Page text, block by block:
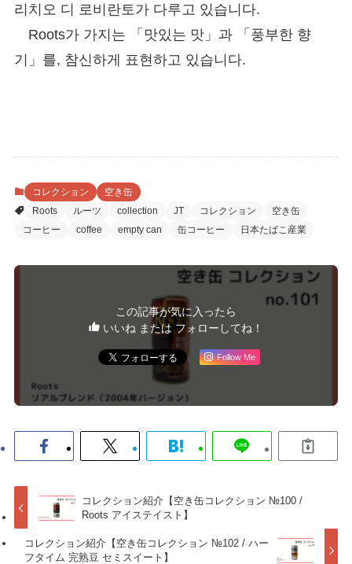
리치오 디 로비란토가 다루고 있습니다.
Roots가 가지는 「맛있는 맛」과 「풍부한 향
기」를, 참신하게 표현하고 있습니다.
コレクション
空き缶
Roots
ルーツ collection JT コレクション
空き缶
コーヒー
coffee empty can 缶コーヒー 日本たばこ産業
この記事が気に入ったら
いいね または フォローしてね！
Follow Me
コレクション紹介【空き缶コレクション №100 /
Roots アイステイスト】
コレクション紹介【空き缶コレクション №102 / ハー
フタイム 完熟豆 セミスイート】